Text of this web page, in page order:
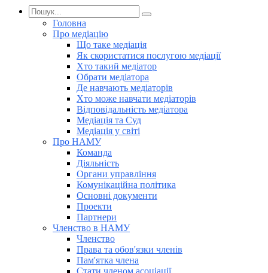
Головна
Про медіацію
Що таке медіація
Як скористатися послугою медіації
Хто такий медіатор
Обрати медіатора
Де навчають медіаторів
Хто може навчати медіаторів
Відповідальність медіатора
Медіація та Суд
Медіація у світі
Про НАМУ
Команда
Діяльність
Органи управління
Комунікаційна політика
Основні документи
Проекти
Партнери
Членство в НАМУ
Членство
Права та обов'язки членів
Пам'ятка члена
Стати членом асоціації